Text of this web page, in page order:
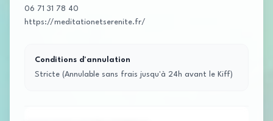
06 71 31 78 40
https://meditationetserenite.fr/
Conditions d'annulation
Stricte (Annulable sans frais jusqu'à 24h avant le Kiff)